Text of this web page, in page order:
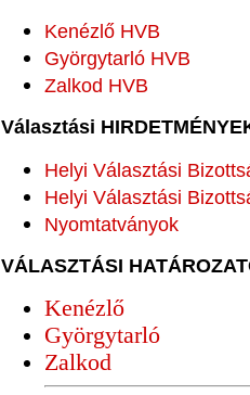
Kenézlő HVB
Györgytarló HVB
Zalkod HVB
Választási
Helyi Választási
Helyi Választási
Nyomtatványok
VÁLASZTÁSI
Kenézlő
Györgytarló
Zalkod